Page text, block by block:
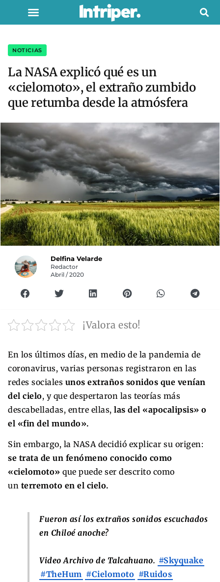
NOTICIAS
La NASA explicó qué es un
«cielomoto», el extraño zumbido
que retumba desde la atmósfera
Delfina Velarde
Redactor
Abril / 2020
¡Valora esto!
En los últimos días, en medio de la pandemia de
coronavirus, varias personas registraron en las
redes sociales unos extraños sonidos que venían
del cielo, y que despertaron las teorías más
descabelladas, entre ellas, las del «apocalipsis» o
el «fin del mundo».
Sin embargo, la NASA decidió explicar su origen:
se trata de un fenómeno conocido como
«cielomoto» que puede ser descrito como
un terremoto en el cielo.
Fueron así los extraños sonidos escuchados
en Chiloé anoche?
Video Archivo de Talcahuano. #Skyquake
#TheHum #Cielomoto #Ruidos